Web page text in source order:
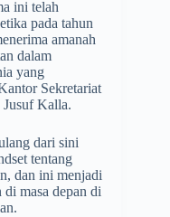
ini telah
pada tahun
amanah
dalam
yang
Sekretariat
Kalla.
dari sini
tentang
dan ini menjadi
masa depan di